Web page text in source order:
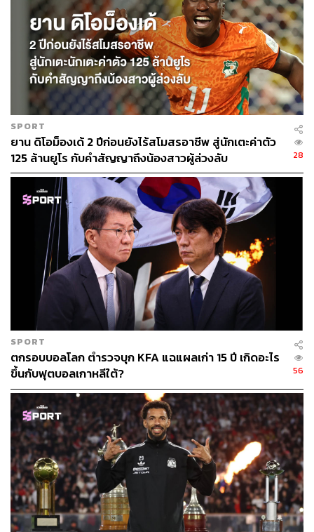
หลายทีมในพรีเมียร์ลีกฤดูกาลนี้ยังมีการให้ความสำคัญกับ
การซ้อมลูกตั้งเตะมากขึ้นด้วย ผลคือมีประตูจากเซ็ตพีซใน
ช่วงทดเวลาเพิ่มขึ้นอย่างชัดเจน จากหนึ่งลูกในทุก 15 เกม
(ฤดูกาลก่อน) กลายเป็นหนึ่งลูกในทุก 10 เกม (ฤดูกาลนี้)
เกมที่สูสีมากขึ้น
แม้จำนวนประตูรวมจะลดลง แต่ในรายละเอียดเกมกลับสูสี
มากขึ้น เพราะไม่มีทีมใดที่ ‘แพ้ง่าย’ หรือเป็นหมูให้ใครถล่ม
เห็นได้จากค่าเฉลี่ยผลต่างประตูต่อเกมเหลือเพียง 1.34 ซึ่งต่ำ
ที่สุดในรอบ 10 ปี นั่นหมายความว่า เกมส่วนใหญ่ยังเปิดกว้าง
แม้เข้าสู่ช่วงทดเจ็บ ในบรรดาเกมบิ๊กแมตช์ก็เฉือนกันแทบไม่
เกิน 1 ประตู ทำให้ทุกทีมยังเดินหน้าลุ้นผลจนถึงวินาทีสุดท้าย
อย่างไรก็ตาม นี่เป็นเพียงข้อมูลที่กลุ่นจาก 7 เกมแรกของ
ฤดูกาลเท่านั้น แต่ ‘ประตูนาทีบาป’ ก็โผล่มาให้เห็นแบบไม่เว้น
หรือนี่อาจเป็นสัญญาณเตือนว่า ฤดูกาลนี้แฟนบอลพรีเมียร์ลีก
ควรเตรียมใจ (และเตรียมยาดม) ไว้ให้พร้อม
เพราะในเกมที่เข้มข้นดุจอเมริกาโน่แก้วเข้ม คุณไม่มีทางรู้ได้
เลยว่าทีมรักจะ ‘เสิร์ฟความหวาน’ ด้วยประตูชัย หรือ ‘ทิ้งรส
ขม’ ด้วยการถูกยิงช่วงทดเจ็บ …จนกว่านกหวีดยาวสุดท้ายจะ
ดังขึ้นจริงๆ 😱
อ้างอิง:
https://theanalyst.com/articles/premier-league-90th-m
SPORT
ยาน ดิโอม็องเด้ 2 ปีก่อนยังไร้สโมสรอาชีพ สู่นักเตะค่าตัว
125 ล้านยูโร กับคำสัญญาถึงน้องสาวผู้ล่วงลับ
28
SPORT
ตกรอบบอลโลก ตำรวจบุก KFA แฉแผลเก่า 15 ปี เกิดอะไร
ขึ้นกับฟุตบอลเกาหลีใต้?
56